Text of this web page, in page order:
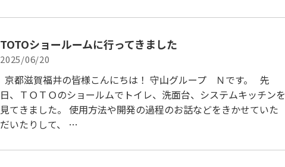
TOTOショールームに行ってきました
2025/06/20
京都滋賀福井の皆様こんにちは！ 守山グループ Ｎです。 先
日、ＴＯＴＯのショールムでトイレ、洗面台、システムキッチンを
見てきました。 使用方法や開発の過程のお話などをきかせていた
だいたりして、 …